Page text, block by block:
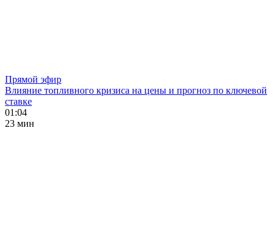
Прямой эфир
Влияние топливного кризиса на цены и прогноз по ключевой
ставке
01:04
23 мин